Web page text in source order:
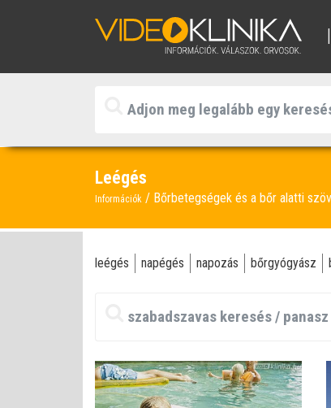
Leégés
Információk Bőrbetegségek és a bőr alatti
leégés napégés napozás bőrgyógyász